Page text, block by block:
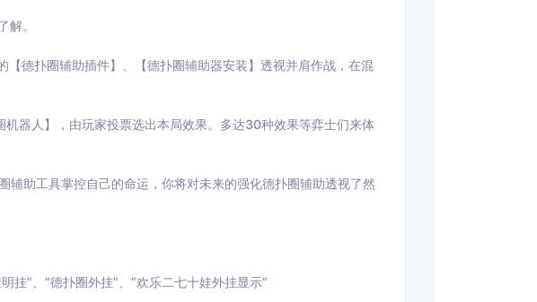
。
德扑圈辅助插件】、【德扑圈辅助器安装】透视并肩作战，在混
器人】，由玩家投票选出本局效果。多达30种效果等弈士们来体
助工具掌控自己的命运，你将对未来的强化德扑圈辅助透视了然
挂”、“德扑圈外挂”、“欢乐二七十娃外挂显示”